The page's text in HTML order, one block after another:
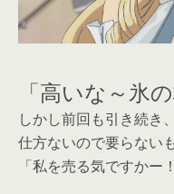
「高いな～氷の
しかし前回も引き続き
仕方ないので要らない
「私を売る気ですかー